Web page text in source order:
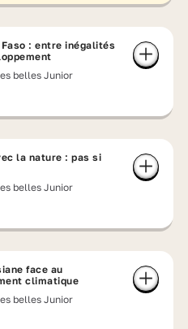
Faso : entre inégalités
belles Junior
la nature : pas si
belles Junior
face au
climatique
belles Junior